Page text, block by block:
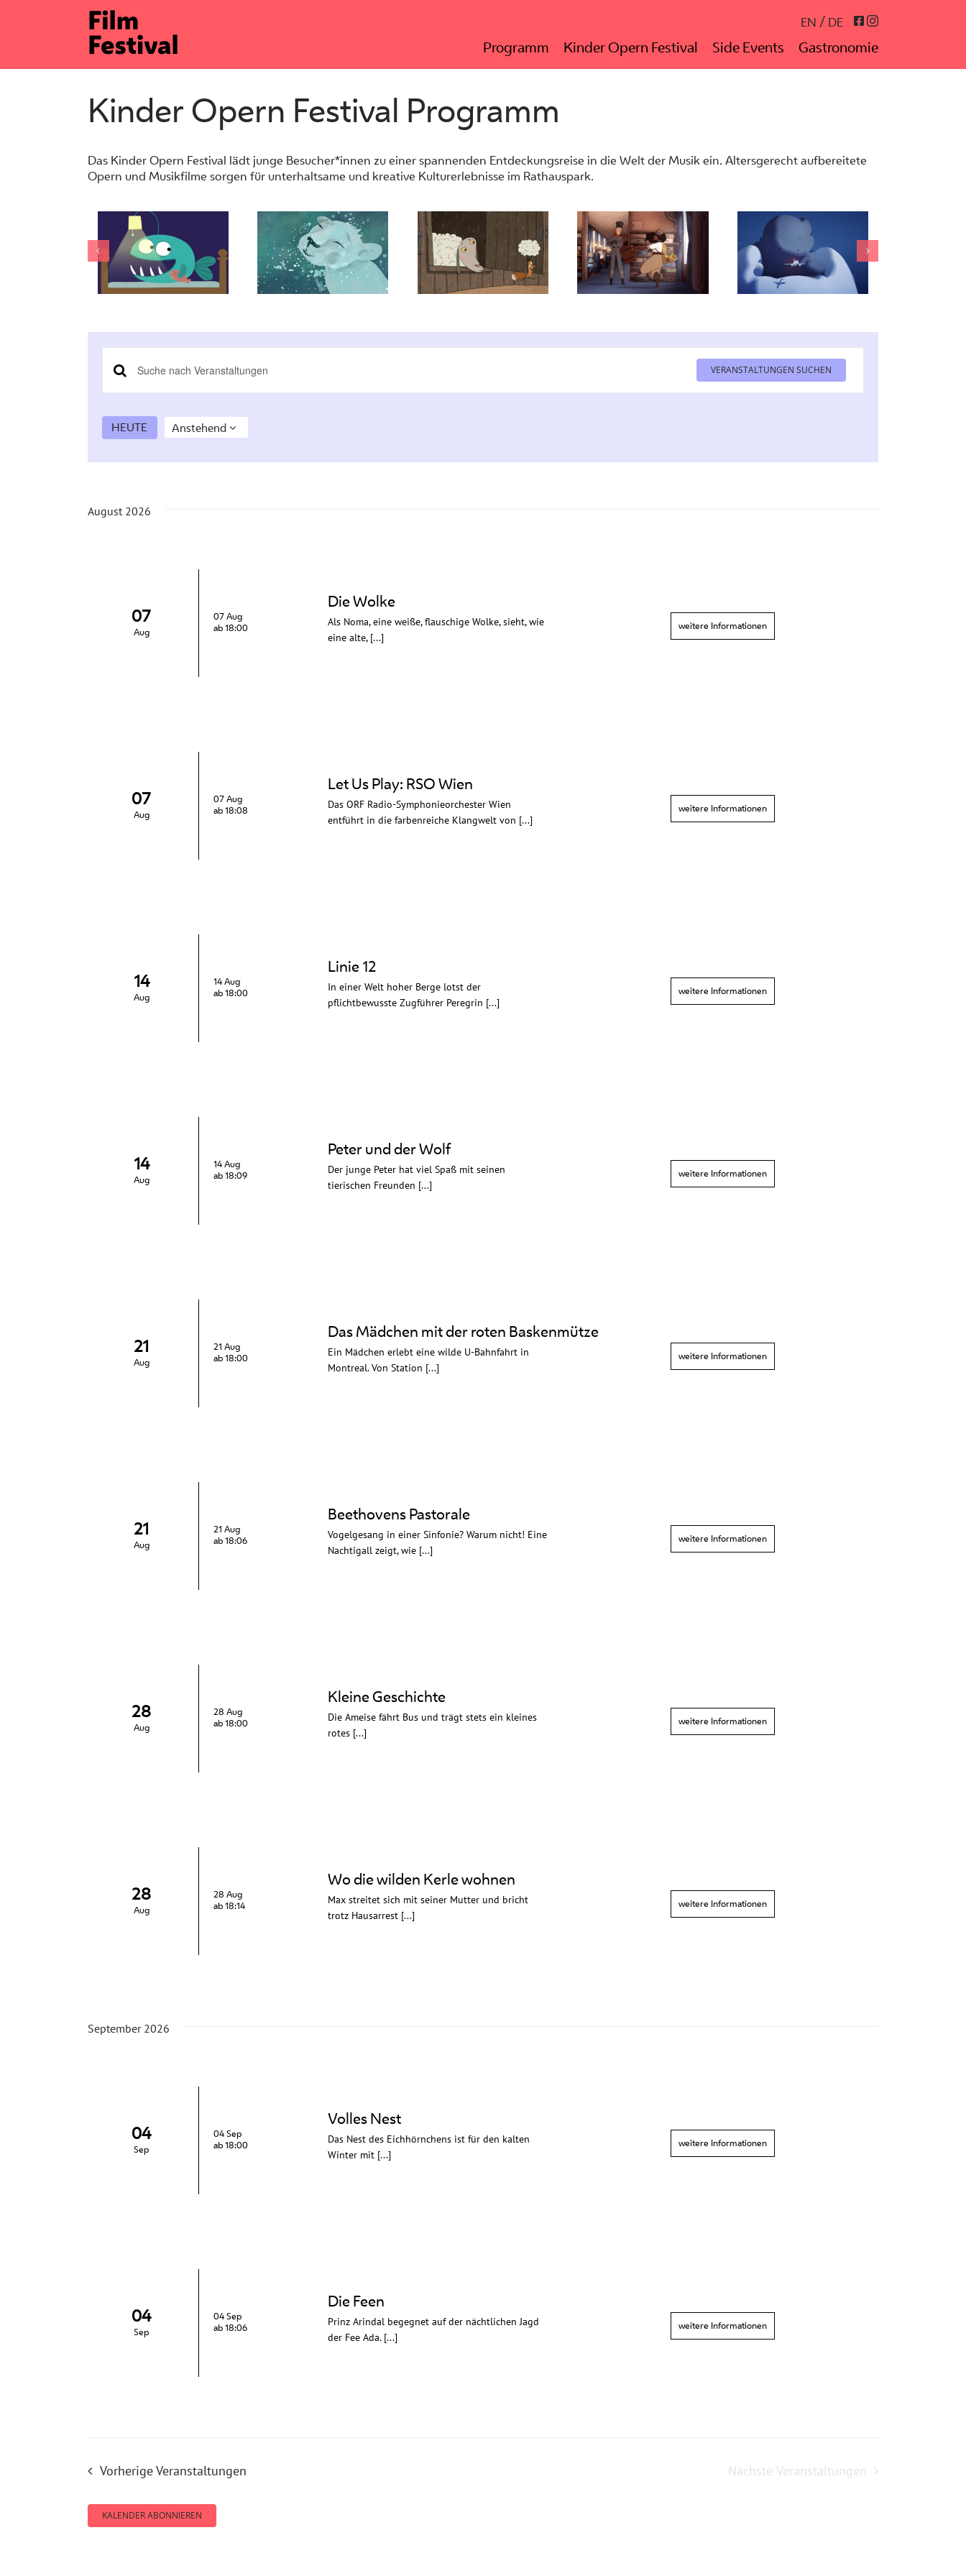
EN DE Facebook
Programm Kinder Opern Festival Side Events Gastronomie
Kinder Opern Festival Programm
Das Kinder Opern Festival lädt junge Besucher*innen zu einer spannenden Entdeckungsreise in die Welt der Musik ein. Altersgerecht aufbereitete
Opern und Musikfilme sorgen für unterhaltsame und kreative Kulturerlebnisse im Rathauspark.
Veranstaltungen
Veranstaltungen
Suche
und
Navigation
Bitte
Schlüsselwort
Suche
nach
VERANSTALTUNGEN SUCHEN
HEUTE Anstehend
Datum
wählen.
August 2026
07
Aug
07 Aug
ab 18:00
Die Wolke
Als Noma, eine weiße, flauschige Wolke, sieht, wie
eine alte, [...]
weitere Informationen
07
Aug
07 Aug
ab 18:08
Let Us Play: RSO Wien
Das ORF Radio-Symphonieorchester Wien
entführt in die farbenreiche Klangwelt von [...]
weitere Informationen
14
Aug
14 Aug
ab 18:00
Linie 12
In einer Welt hoher Berge lotst der
pflichtbewusste Zugführer Peregrin [...]
weitere Informationen
14
Aug
14 Aug
ab 18:09
Peter und der Wolf
Der junge Peter hat viel Spaß mit seinen
tierischen Freunden [...]
weitere Informationen
21
Aug
21 Aug
ab 18:00
Das Mädchen mit der roten Baskenmütze
Ein Mädchen erlebt eine wilde U-Bahnfahrt in
Montreal. Von Station [...]
weitere Informationen
21
Aug
21 Aug
ab 18:06
Beethovens Pastorale
Vogelgesang in einer Sinfonie? Warum nicht! Eine
Nachtigall zeigt, wie [...]
weitere Informationen
28
Aug
28 Aug
ab 18:00
Kleine Geschichte
Die Ameise fährt Bus und trägt stets ein kleines
rotes [...]
weitere Informationen
28
Aug
28 Aug
ab 18:14
Wo die wilden Kerle wohnen
Max streitet sich mit seiner Mutter und bricht
trotz Hausarrest [...]
weitere Informationen
September 2026
04
Sep
04 Sep
ab 18:00
Volles Nest
Das Nest des Eichhörnchens ist für den kalten
Winter mit [...]
weitere Informationen
04
Sep
04 Sep
ab 18:06
Die Feen
Prinz Arindal begegnet auf der nächtlichen Jagd
der Fee Ada. [...]
weitere Informationen
VorherigeVeranstaltungen Nächste Veranstaltungen
KALENDER ABONNIEREN